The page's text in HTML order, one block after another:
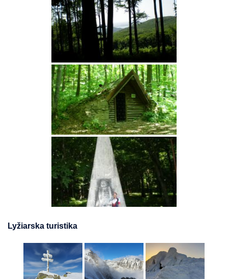
Lyžiarska turistika